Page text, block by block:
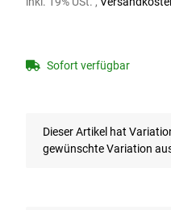
Sofort verfügbar
x
Dieser Artikel hat
gewünschte Variation